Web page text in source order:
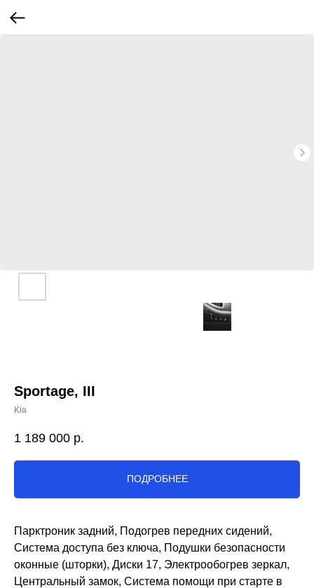
Sportage, III
Kia
1 189 000 р.
ПОДРОБНЕЕ
Парктроник задний, Подогрев передних сидений,
Система доступа без ключа, Подушки безопасности
оконные (шторки), Диски 17, Электрообогрев зеркал,
Центральный замок, Система помощи при старте в